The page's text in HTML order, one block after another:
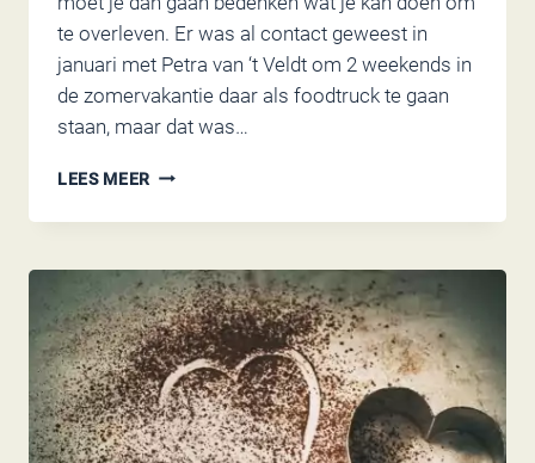
te overleven. Er was al contact geweest in
januari met Petra van ‘t Veldt om 2 weekends in
de zomervakantie daar als foodtruck te gaan
staan, maar dat was…
LEES MEER DE
2020
CHRISTELS
KEUKEN